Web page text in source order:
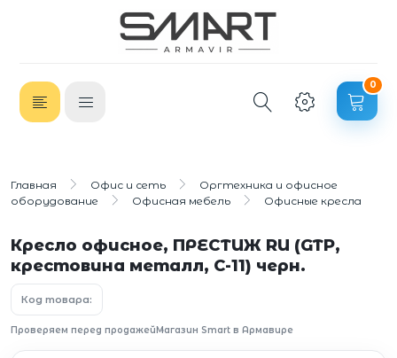
0
Главная Офис и сеть
Оргтехника и офисное
оборудование
Офисная мебель Офисные кресла
Кресло офисное, ПРЕСТИЖ RU (GTP,
крестовина металл, С-11) черн.
Код товара:
Проверяем перед продажейМагазин Smart в Армавире